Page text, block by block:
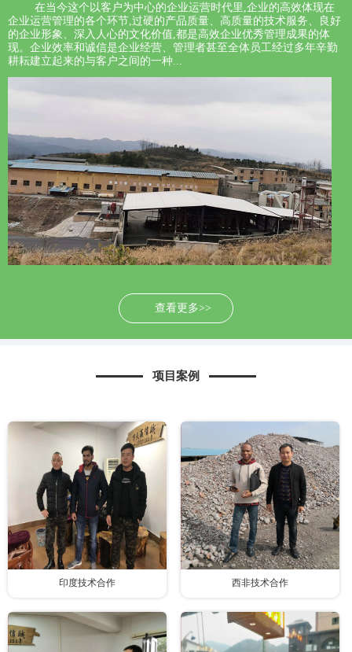
在当今这个以客户为中心的企业运营时代里,企业的高效体现在
企业运营管理的各个环节,过硬的产品质量、高质量的技术服务、良好
的企业形象、深入人心的文化价值,都是高效企业优秀管理成果的体
现。企业效率和诚信是企业经营、管理者甚至全体员工经过多年辛勤
耕耘建立起来的与客户之间的一种...
查看更多>>
项目案例
印度技术合作 西非技术合作